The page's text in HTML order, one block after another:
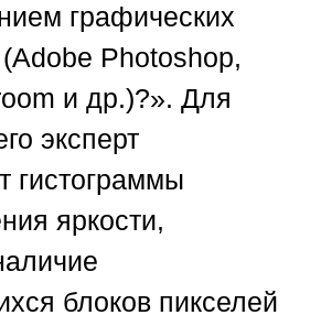
графических
Photoshop,
и др.)?». Для
эксперт
гистограммы
яркости,
блоков пикселей